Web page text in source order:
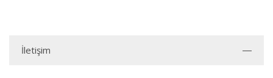
İletişim